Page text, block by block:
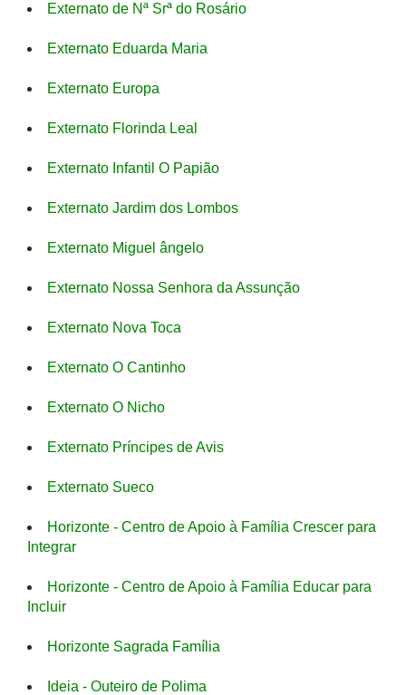
Externato de Nª Srª do Rosário
Externato Eduarda Maria
Externato Europa
Externato Florinda Leal
Externato Infantil O Papião
Externato Jardim dos Lombos
Externato Miguel ângelo
Externato Nossa Senhora da Assunção
Externato Nova Toca
Externato O Cantinho
Externato O Nicho
Externato Príncipes de Avis
Externato Sueco
Horizonte - Centro de Apoio à Família Crescer para
Integrar
Horizonte - Centro de Apoio à Família Educar para
Incluir
Horizonte Sagrada Família
Ideia - Outeiro de Polima